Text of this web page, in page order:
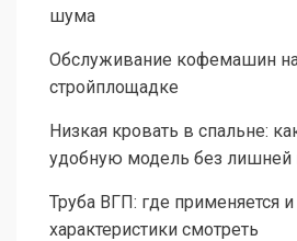
шума
Обслуживание кофемашин
стройплощадке
Низкая кровать в спальне:
удобную модель без лишней
Труба ВГП: где применяется
характеристики смотреть